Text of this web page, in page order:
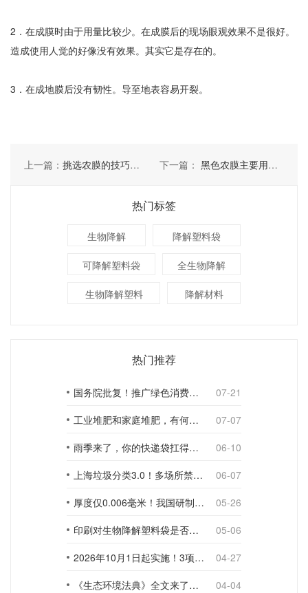
2．在成膜时由于用量比较少。在成膜后的现场眼观效果不是很好。
造成使用人觉的好像没有效果。其实它是存在的。
3．在成地膜后没有韧性。导至地表容易开裂。
上一篇： 挑选农膜的技巧，你掌握了吗 下一篇： 黑色农膜主要用途有哪些
热门标签
生物降解 降解塑料袋
可降解塑料袋 全生物降解
生物降解塑料 降解材料
热门推荐
国务院批复！推广绿色消费，引导使用环保可降解包装材料
07-21
工业堆肥和家庭堆肥，有何不同？
07-07
雨季来了，你的快递袋扛得住吗？
06-10
上海垃圾分类3.0！多场所禁止使用一次性塑料袋；推动快递包装绿色转型
06-07
厚度仅0.006毫米！我国研制出超薄型全生物降解渗水地膜
05-26
印刷对生物降解塑料袋是否构成影响？
05-06
2026年10月1日起实施！3项生物降解能力检测新国标
04-27
《生态环境法典》全文来了！降解材料、生物基应用与包装环保规范
04-04